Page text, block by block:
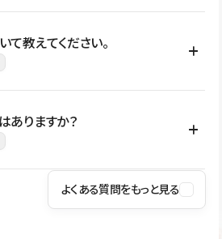
トを活用して更新範囲を設計しておく
くい状態で運用できます。 さらにコン
与えずに更新作業を進めやすくなりま
て教えてください。
サービスを安全に利用できるよう、通信
クセス管理、脆弱性対策など、複数の観
化に対応しており、悪質なスクリプトの
ありますか？
、ヘルプセンターでご確認いただけま
よくある質問をもっと見る